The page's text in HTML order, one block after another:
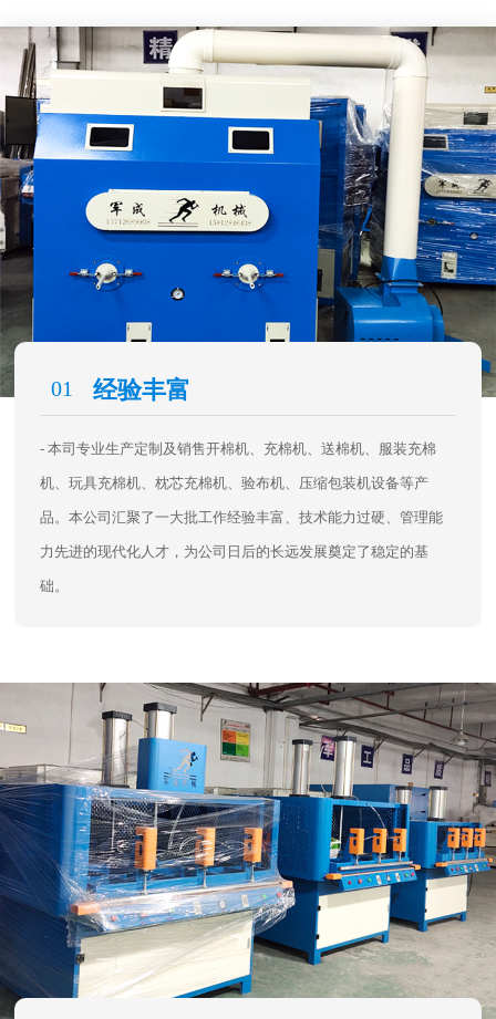
01 经验丰富
- 本司专业生产定制及销售开棉机、充棉机、送棉机、服装充棉
机、玩具充棉机、枕芯充棉机、验布机、压缩包装机设备等产
品。本公司汇聚了一大批工作经验丰富、技术能力过硬、管理能
力先进的现代化人才，为公司日后的长远发展奠定了稳定的基
础。